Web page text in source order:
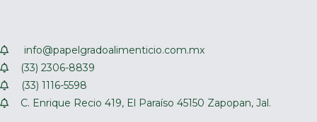
info@papelgradoalimenticio.com.mx
(33) 2306-8839
(33) 1116-5598
C. Enrique Recio 419, El Paraíso 45150 Zapopan, Jal.